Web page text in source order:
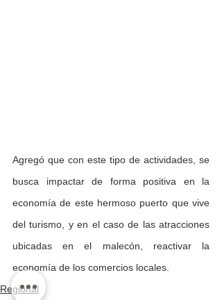
Agregó que con este tipo de actividades, se
busca impactar de forma positiva en la
economía de este hermoso puerto que vive
del turismo, y en el caso de las atracciones
ubicadas en el malecón, reactivar la
economía de los comercios locales.
Regional